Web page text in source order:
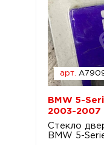
арт.
BMW 5-
2003-2007
Стекло
BMW 5-